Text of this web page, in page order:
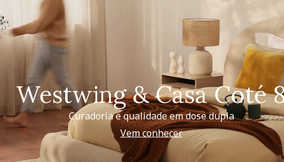
Westwing & Casa Coté
Curadoria e qualidade em dose dupla
Vem conhecer